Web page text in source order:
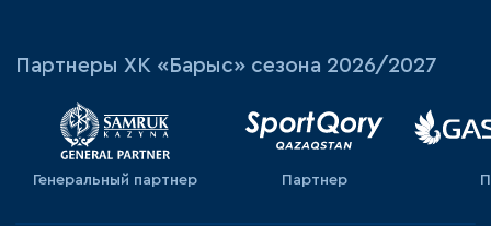
Партнеры ХК «Барыс» сезона 2026/2027
Генеральный партнер Партнер